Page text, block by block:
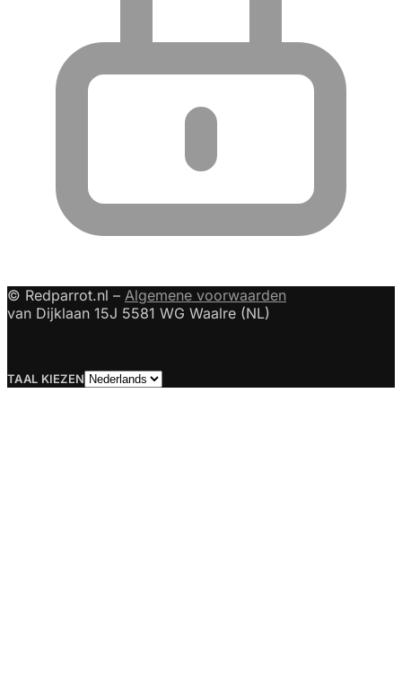
© Redparrot.nl – Algemene voorwaarden
van Dijklaan 15J 5581 WG Waalre (NL)
TAAL KIEZENTaal